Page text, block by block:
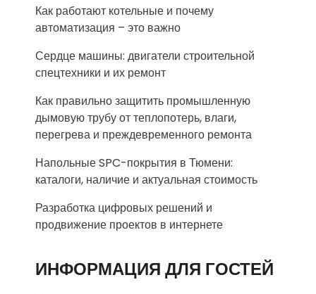
Как работают котельные и почему
автоматизация – это важно
Сердце машины: двигатели строительной
спецтехники и их ремонт
Как правильно защитить промышленную
дымовую трубу от теплопотерь, влаги,
перегрева и преждевременного ремонта
Напольные SPC-покрытия в Тюмени:
каталоги, наличие и актуальная стоимость
Разработка цифровых решений и
продвижение проектов в интернете
ИНФОРМАЦИЯ ДЛЯ ГОСТЕЙ